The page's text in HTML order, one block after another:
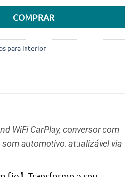
era:
79.800Kz.
é:
53.250Kz.
COMPRAR
para interior
WiFi CarPlay, conversor com
automotivo, atualizável via